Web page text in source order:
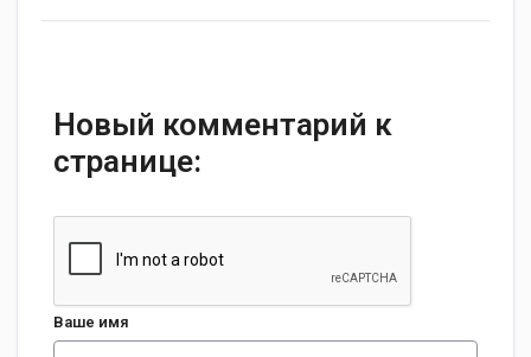
Новый комментарий к
странице:
Ваше имя